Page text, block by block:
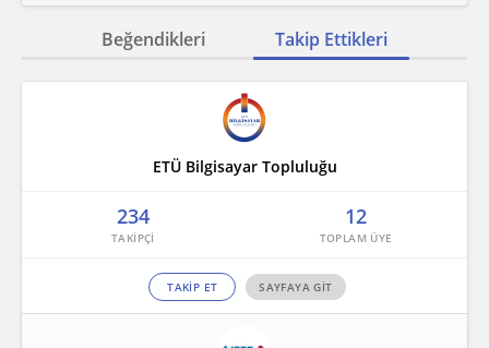
Beğendikleri Takip Ettikleri
ETÜ Bilgisayar Topluluğu
234 12
TAKİP ET SAYFAYA GİT